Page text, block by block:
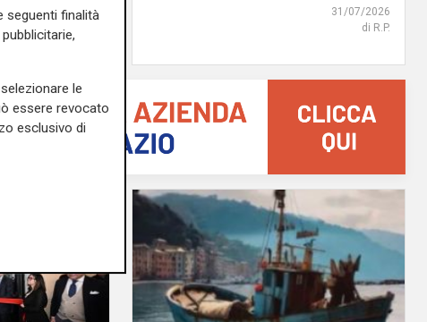
di R. Eco.
31/07/2026
di R.P.
seguenti finalità
le
essere revocato
esclusivo di